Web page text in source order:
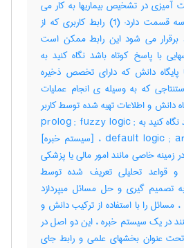
آمیزی در تشخیص بیماریها به کار می
روند هر سیستم خبره سه قسمت دارد: (1) رابط کاربری که از
برقرار می شود این رابط ممکن است
با پاسخ کوتاه باشد نگاه کنید به
user interface (2) پایگاه دانش که دارای تخصص ذخیره
استنتاجی که به وسیله ی انجام عملیات
دانش و اطلاعات تهیه شده توسط کاربر
، نتایج را بیرون می کشد نگاه کنید به prolog ; fuzzy logic ;
default logic ; artificial intelligence ، [سیستم خبره]
زمینه خاصی مانند امور مالی یا پزشکی
و قواعد تحلیلی تعریف شده توسط
تصمیم گیری و حل مسائل میپردازد
را با استفاده از ترکیب دانش و
در یک سیستم خبره ، این دو اصل در
عنوان بخشهای علمی و رابط جای